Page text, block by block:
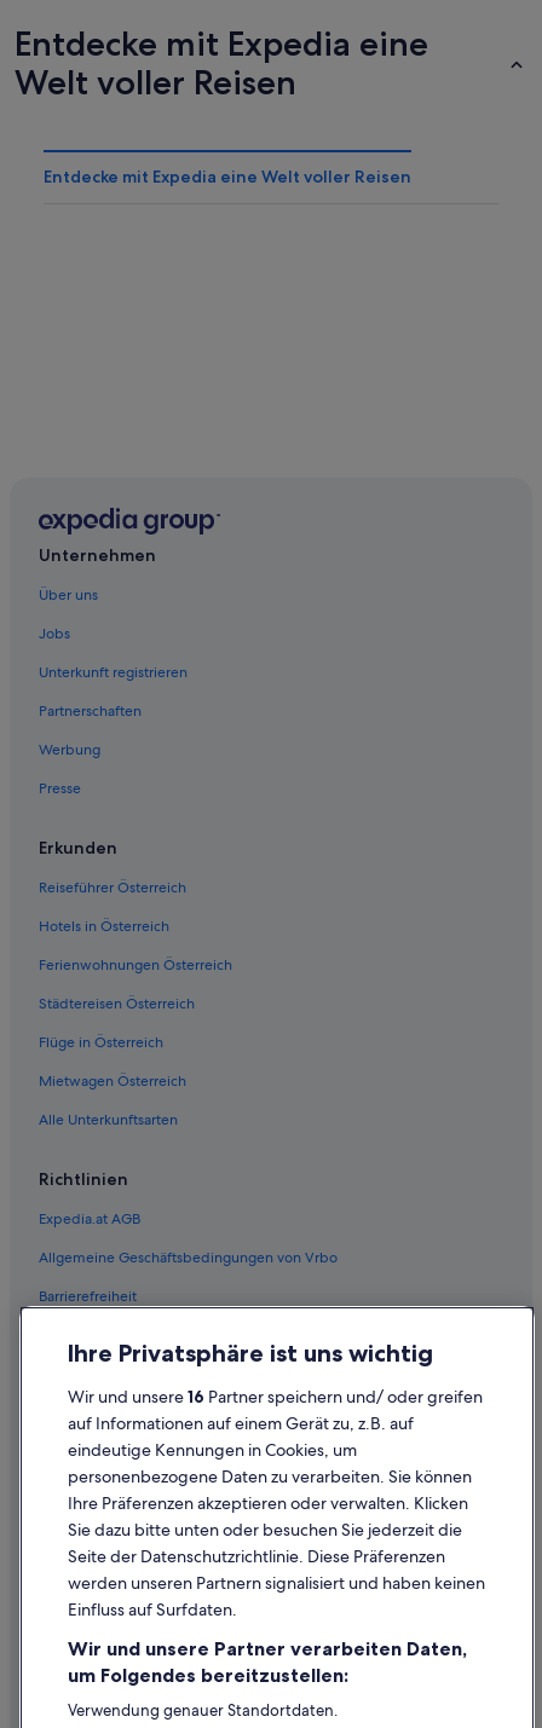
Entdecke mit Expedia eine
Welt voller Reisen
Entdecke mit Expedia eine Welt voller Reisen
Unternehmen
Über uns
Jobs
Unterkunft registrieren
Partnerschaften
Werbung
Presse
Erkunden
Reiseführer Österreich
Hotels in Österreich
Ferienwohnungen Österreich
Städtereisen Österreich
Flüge in Österreich
Mietwagen Österreich
Alle Unterkunftsarten
Richtlinien
Expedia.at AGB
Allgemeine Geschäftsbedingungen von Vrbo
Barrierefreiheit
Cookie-Erklärung
Rechtliche Hinweise/Kontakt
Inhaltsrichtlinien und Melden von Inhalten
Hilfe
Hilfe
Rückerstattungsprozess und Zeitrahmen
Buchen Sie einen Flug mit einer Gutschrift bei der Fluggesellschaft
Ihre Privatsphäre ist uns wichtig
Wir und unsere16 Partner speichern und/ oder greifen
auf Informationen auf einem Gerät zu, z.B. auf
eindeutige Kennungen in Cookies, um
personenbezogene Daten zu verarbeiten. Sie können
Ihre Präferenzen akzeptieren oder verwalten. Klicken
Sie dazu bitte unten oder besuchen Sie jederzeit die
Seite der Datenschutzrichtlinie. Diese Präferenzen
werden unseren Partnern signalisiert und haben keinen
Einfluss auf Surfdaten.
Wir und unsere Partner verarbeiten Daten,
um Folgendes bereitzustellen:
Verwendung genauer Standortdaten.